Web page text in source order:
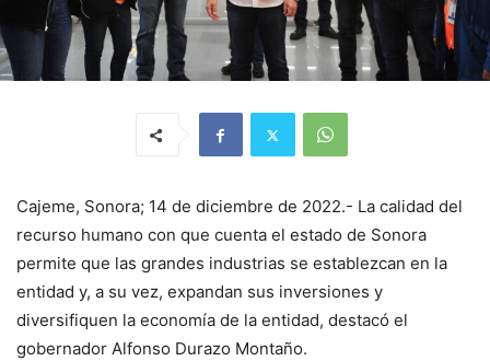
Cajeme, Sonora; 14 de diciembre de 2022.- La calidad del
recurso humano con que cuenta el estado de Sonora
permite que las grandes industrias se establezcan en la
entidad y, a su vez, expandan sus inversiones y
diversifiquen la economía de la entidad, destacó el
gobernador Alfonso Durazo Montaño.